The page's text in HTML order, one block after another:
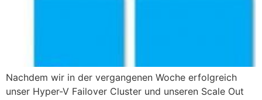
Nachdem wir in der vergangenen Woche erfolgreich
unser Hyper-V Failover Cluster und unseren Scale Out